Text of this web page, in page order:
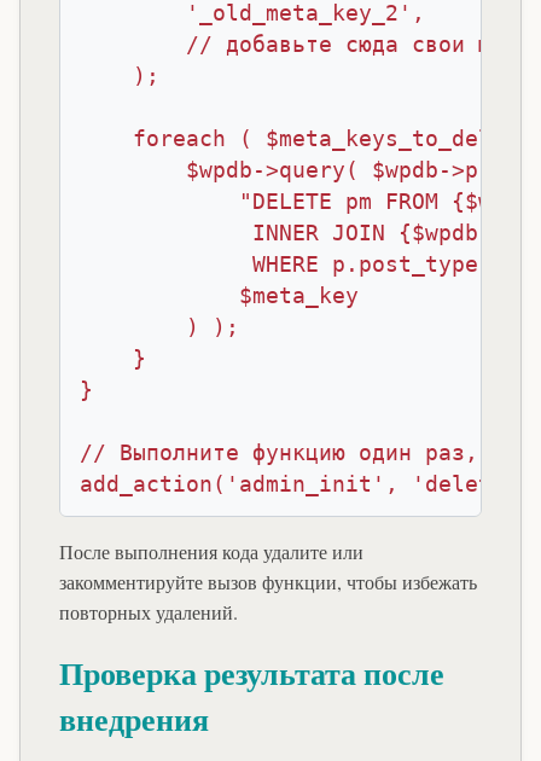
        '_old_meta_key_2',
// добавьте сюда свои
    );
foreach ( $meta_keys_to_delete
$wpdb->query( $wpdb-
"DELETE pm FROM
INNER JOIN {$wpdb-
WHERE p.post_type =
            $meta_key
        ) );
    }
}
// Выполните функцию один раз,
add_action('admin_init',
После выполнения кода удалите или
закомментируйте вызов функции, чтобы избежать
повторных удалений.
Проверка результата после
внедрения